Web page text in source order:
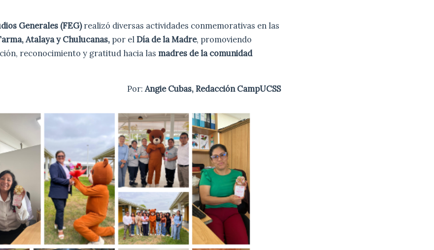
Generales (FEG)realizó diversas actividades conmemorativas en las
Atalaya y Chulucanas, por elDía de la Madre, promoviendo
reconocimiento y gratitud hacia las madres de la comunidad
Por: Angie Cubas, Redacción CampUCSS